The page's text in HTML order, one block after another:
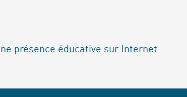
présence éducative sur Internet